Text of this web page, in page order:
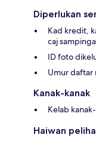
Diperlukan
Kad kredit,
caj
ID foto
Umur daftar
Kanak-kanak
Kelab
Haiwan